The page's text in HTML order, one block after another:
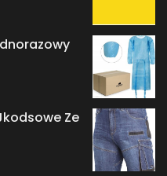
Ze